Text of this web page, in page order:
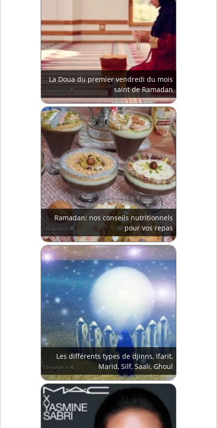
La Doua du premier vendredi du mois
saint de Ramadan
Ramadan: nos conseils nutritionnels
pour vos repas
Les différents types de djinns, Ifarit,
Marid, Silf, Saali, Ghoul